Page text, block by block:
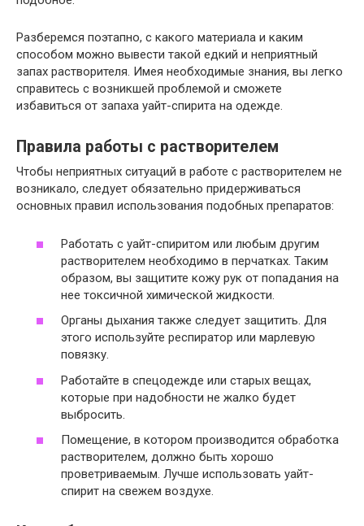
Разберемся поэтапно, с какого материала и каким
способом можно вывести такой едкий и неприятный
запах растворителя. Имея необходимые знания, вы легко
справитесь с возникшей проблемой и сможете
избавиться от запаха уайт-спирита на одежде.
Правила работы с растворителем
Чтобы неприятных ситуаций в работе с растворителем не
возникало, следует обязательно придерживаться
основных правил использования подобных препаратов:
Работать с уайт-спиритом или любым другим
растворителем необходимо в перчатках. Таким
образом, вы защитите кожу рук от попадания на
нее токсичной химической жидкости.
Органы дыхания также следует защитить. Для
этого используйте респиратор или марлевую
повязку.
Работайте в спецодежде или старых вещах,
которые при надобности не жалко будет
выбросить.
Помещение, в котором производится обработка
растворителем, должно быть хорошо
проветриваемым. Лучше использовать уайт-
спирит на свежем воздухе.